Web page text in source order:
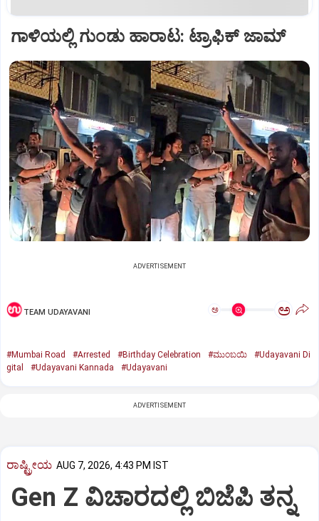
ಗಾಳಿಯಲ್ಲಿ ಗುಂಡು ಹಾರಾಟ: ಟ್ರಾಫಿಕ್‌ ಜಾಮ್
ADVERTISEMENT
TEAM UDAYAVANI ಅ ಅ
#Mumbai Road #Arrested #Birthday Celebration #ಮುಂಬಯಿ
#Udayavani Di
gital
#Udayavani Kannada #Udayavani
ADVERTISEMENT
ರಾಷ್ಟ್ರೀಯ AUG 7, 2026, 4:43 PM IST
Gen Z ವಿಚಾರದಲ್ಲಿ ಬಿಜೆಪಿ ತನ್ನ